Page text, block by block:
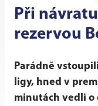
Při
rezervou
Parádně
ligy, hned v
minutách vedli o